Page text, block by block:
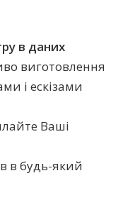
в даних
виготовлення
і ескізами
Ваші
в будь-який